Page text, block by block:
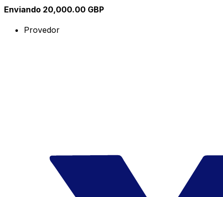
Enviando 20,000.00 GBP
Provedor